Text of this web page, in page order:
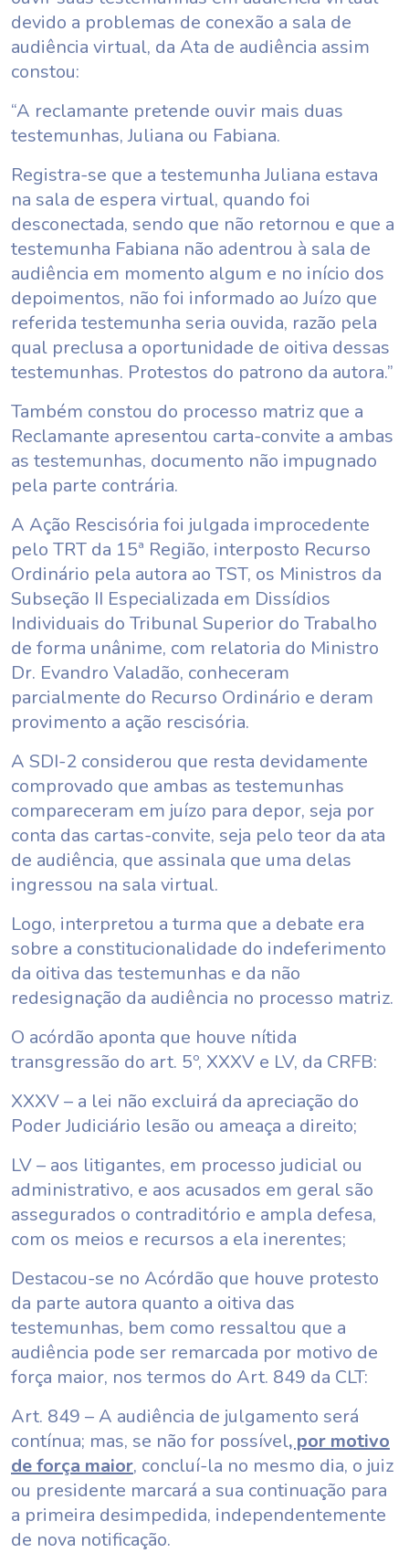
devido a problemas de conexão a sala de
audiência virtual, da Ata de audiência assim
constou:
“A reclamante pretende ouvir mais duas
testemunhas, Juliana ou Fabiana.
Registra-se que a testemunha Juliana estava
na sala de espera virtual, quando foi
desconectada, sendo que não retornou e que a
testemunha Fabiana não adentrou à sala de
audiência em momento algum e no início dos
depoimentos, não foi informado ao Juízo que
referida testemunha seria ouvida, razão pela
qual preclusa a oportunidade de oitiva dessas
testemunhas. Protestos do patrono da autora.”
Também constou do processo matriz que a
Reclamante apresentou carta-convite a ambas
as testemunhas, documento não impugnado
pela parte contrária.
A Ação Rescisória foi julgada improcedente
pelo TRT da 15ª Região, interposto Recurso
Ordinário pela autora ao TST, os Ministros da
Subseção II Especializada em Dissídios
Individuais do Tribunal Superior do Trabalho
de forma unânime, com relatoria do Ministro
Dr. Evandro Valadão, conheceram
parcialmente do Recurso Ordinário e deram
provimento a ação rescisória.
A SDI-2 considerou que resta devidamente
comprovado que ambas as testemunhas
compareceram em juízo para depor, seja por
conta das cartas-convite, seja pelo teor da ata
de audiência, que assinala que uma delas
ingressou na sala virtual.
Logo, interpretou a turma que a debate era
sobre a constitucionalidade do indeferimento
da oitiva das testemunhas e da não
redesignação da audiência no processo matriz.
O acórdão aponta que houve nítida
transgressão do art. 5º, XXXV e LV, da CRFB:
XXXV – a lei não excluirá da apreciação do
Poder Judiciário lesão ou ameaça a direito;
LV – aos litigantes, em processo judicial ou
administrativo, e aos acusados em geral são
assegurados o contraditório e ampla defesa,
com os meios e recursos a ela inerentes;
Destacou-se no Acórdão que houve protesto
da parte autora quanto a oitiva das
testemunhas, bem como ressaltou que a
audiência pode ser remarcada por motivo de
força maior, nos termos do Art. 849 da CLT:
Art. 849 – A audiência de julgamento será
contínua; mas, se não for possível, por motivo
de força maior, concluí-la no mesmo dia, o juiz
ou presidente marcará a sua continuação para
a primeira desimpedida, independentemente
de nova notificação.